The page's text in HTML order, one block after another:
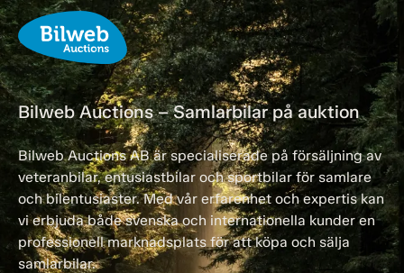
Bilweb Auctions – Samlarbilar på auktion
Bilweb Auctions AB är specialiserade på försäljning av
veteranbilar, entusiastbilar och sportbilar för samlare
och bilentusiaster. Med vår erfarenhet och expertis kan
vi erbjuda både svenska och internationella kunder en
professionell marknadsplats för att köpa och sälja
samlarbilar.